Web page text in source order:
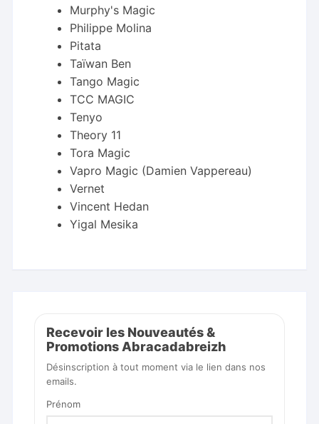
Murphy's Magic
Philippe Molina
Pitata
Taïwan Ben
Tango Magic
TCC MAGIC
Tenyo
Theory 11
Tora Magic
Vapro Magic (Damien Vappereau)
Vernet
Vincent Hedan
Yigal Mesika
Recevoir les Nouveautés &
Promotions Abracadabreizh
Désinscription à tout moment via le lien dans nos
emails.
Prénom